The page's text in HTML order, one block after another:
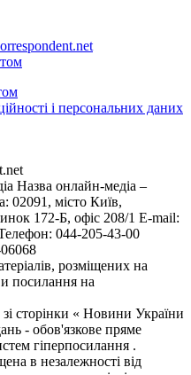
і персональних даних
Назва онлайн-медіа –
02091, місто Київ,
172-Б, офіс 208/1 E-mail:
044-205-43-00
розміщених на
посилання на
сторінки « Новини України
- обов'язкове пряме
гіперпосилання .
в незалежності від